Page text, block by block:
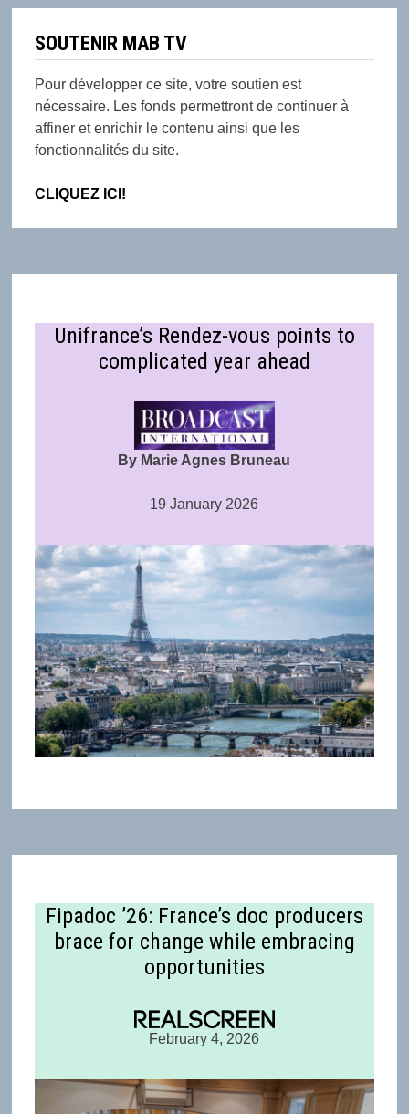
SOUTENIR MAB TV
Pour développer ce site, votre soutien est
nécessaire. Les fonds permettront de continuer à
affiner et enrichir le contenu ainsi que les
fonctionnalités du site.
CLIQUEZ ICI!
Unifrance’s Rendez-vous points to
complicated year ahead
By Marie Agnes Bruneau
19 January 2026
Fipadoc ’26: France’s doc producers
brace for change while embracing
opportunities
February 4, 2026